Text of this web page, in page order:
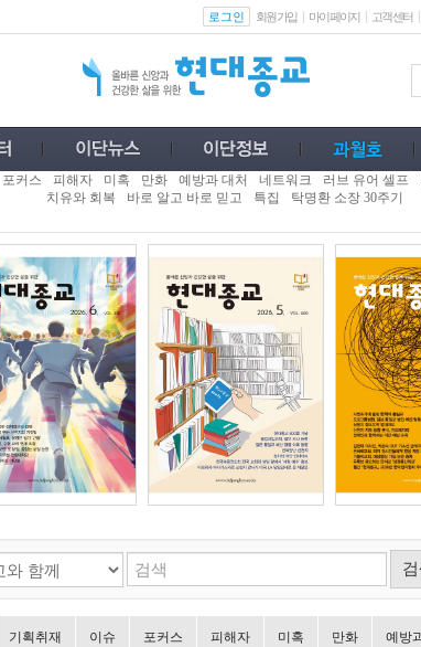
로그인 회원가입 마이페이지 고객센터
포커스 피해자 미혹 만화 예방과 대처 네트워크 러브 유어 셀프
치유와 회복
바로 알고 바로 믿고 특집 탁명환 소장 30주기
기획취재 이슈 포커스 피해자 미혹 만화 예방